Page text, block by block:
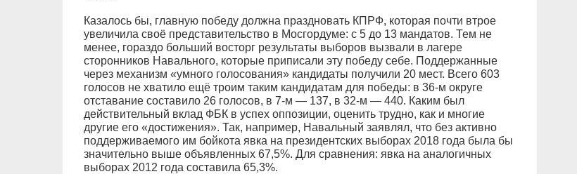
Казалось бы, главную победу должна праздновать КПРФ, которая почти втрое
увеличила своё представительство в Мосгордуме: с 5 до 13 мандатов. Тем не
менее, гораздо больший восторг результаты выборов вызвали в лагере
сторонников Навального, которые приписали эту победу себе. Поддержанные
через механизм «умного голосования» кандидаты получили 20 мест. Всего 603
голосов не хватило ещё троим таким кандидатам для победы: в 36-м округе
отставание составило 26 голосов, в 7-м — 137, в 32-м — 440. Каким был
действительный вклад ФБК в успех оппозиции, оценить трудно, как и многие
другие его «достижения». Так, например, Навальный заявлял, что без активно
поддерживаемого им бойкота явка на президентских выборах 2018 года была бы
значительно выше объявленных 67,5%. Для сравнения: явка на аналогичных
выборах 2012 года составила 65,3%.